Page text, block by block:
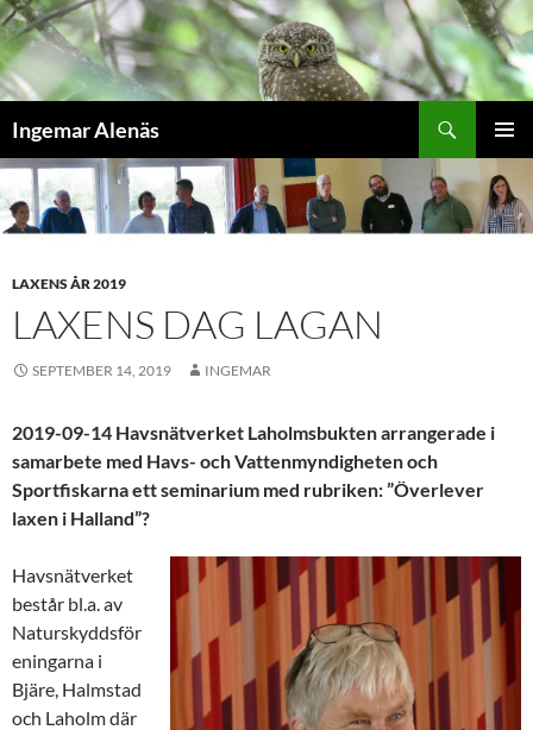
Hoppa
till
innehåll
Ingemar Alenäs
MENY
LAXENS ÅR 2019
LAXENS DAG LAGAN
SEPTEMBER 14, 2019 INGEMAR
2019-09-14 Havsnätverket Laholmsbukten arrangerade i
samarbete med Havs- och Vattenmyndigheten och
Sportfiskarna ett seminarium med rubriken: ”Överlever
laxen i Halland”?
Havsnätverket
består bl.a. av
Naturskyddsför
eningarna i
Bjäre, Halmstad
och Laholm där